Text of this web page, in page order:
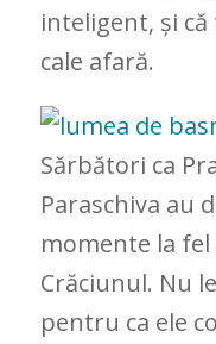
inteligent, și
cale afară.
Sărbători ca
Paraschiva au
momente la
Crăciunul. Nu
pentru ca ele